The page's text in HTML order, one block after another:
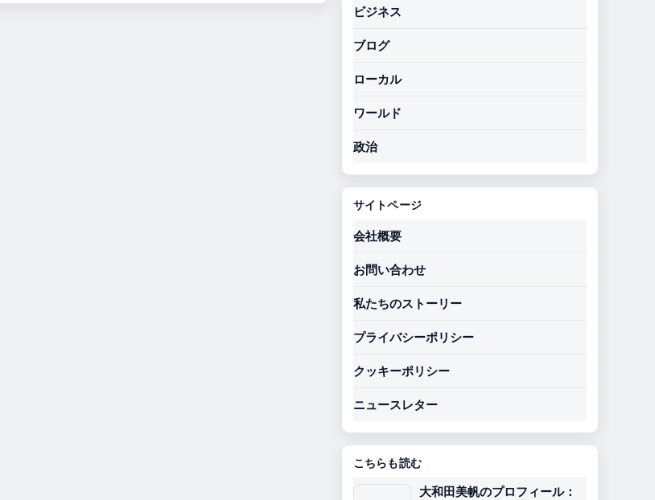
ビジネス
ブログ
ローカル
ワールド
政治
サイトページ
会社概要
お問い合わせ
私たちのストーリー
プライバシーポリシー
クッキーポリシー
ニュースレター
こちらも読む
大和田美帆のプロフィール：